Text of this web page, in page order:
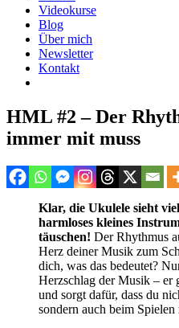
Videokurse
Blog
Über mich
Newsletter
Kontakt
HML #2 – Der
immer mit muss
Klar, die Ukulele sieht
harmloses kleines
täuschen! Der Rhythmus
Herz deiner Musik zum
dich, was das bedeutet?
Herzschlag der Musik – er
und sorgt dafür, dass du
sondern auch beim